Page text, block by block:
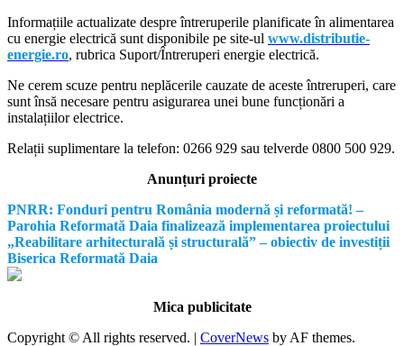
Informațiile actualizate despre întreruperile planificate în alimentarea
cu energie electrică sunt disponibile pe site-ul www.distributie-
energie.ro, rubrica Suport/Întreruperi energie electrică.
Ne cerem scuze pentru neplăcerile cauzate de aceste întreruperi, care
sunt însă necesare pentru asigurarea unei bune funcționări a
instalațiilor electrice.
Relații suplimentare la telefon: 0266 929 sau telverde 0800 500 929.
Anunțuri proiecte
PNRR: Fonduri pentru România modernă și reformată! –
Parohia Reformată Daia finalizează implementarea proiectului
„Reabilitare arhitecturală și structurală” – obiectiv de investiții
Biserica Reformată Daia
Mica publicitate
Copyright © All rights reserved. | CoverNews by AF themes.